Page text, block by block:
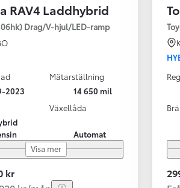
RAV4 Laddhybrid
Drag/V-hjul/LED-ramp
2023
Mätarställning
14 650 mil
Växellåda
Automat
Visa mer
kr